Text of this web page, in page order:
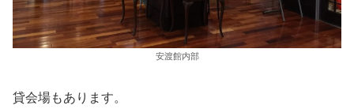
安渡館内部
貸会場もあります。